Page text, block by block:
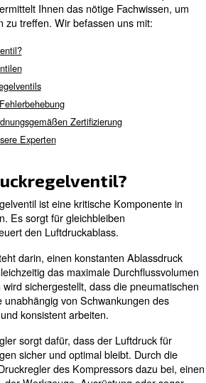
spielt das
um einen konsistenten und
gleich, ob Sie ein erfahrener Profi
sind, das Verständnis für die
von
Leitfaden bewertet die
vermittelt Ihnen das nötige
Fehlerbehebung
ordnungsgemäßen Zertifizierung
unsere Experten
Druckregelventil?